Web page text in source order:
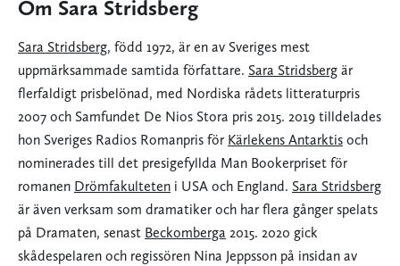
Om Sara Stridsberg
Sara Stridsberg, född 1972, är en av Sveriges mest
uppmärksammade samtida författare. Sara Stridsberg är
flerfaldigt prisbelönad, med Nordiska rådets litteraturpris
2007 och Samfundet De Nios Stora pris 2015. 2019 tilldelades
hon Sveriges Radios Romanpris för Kärlekens Antarktis och
nominerades till det presigefyllda Man Bookerpriset för
romanen Drömfakulteten i USA och England. Sara Stridsberg
är även verksam som dramatiker och har flera gånger spelats
på Dramaten, senast Beckomberga 2015. 2020 gick
skådespelaren och regissören Nina Jeppsson på insidan av